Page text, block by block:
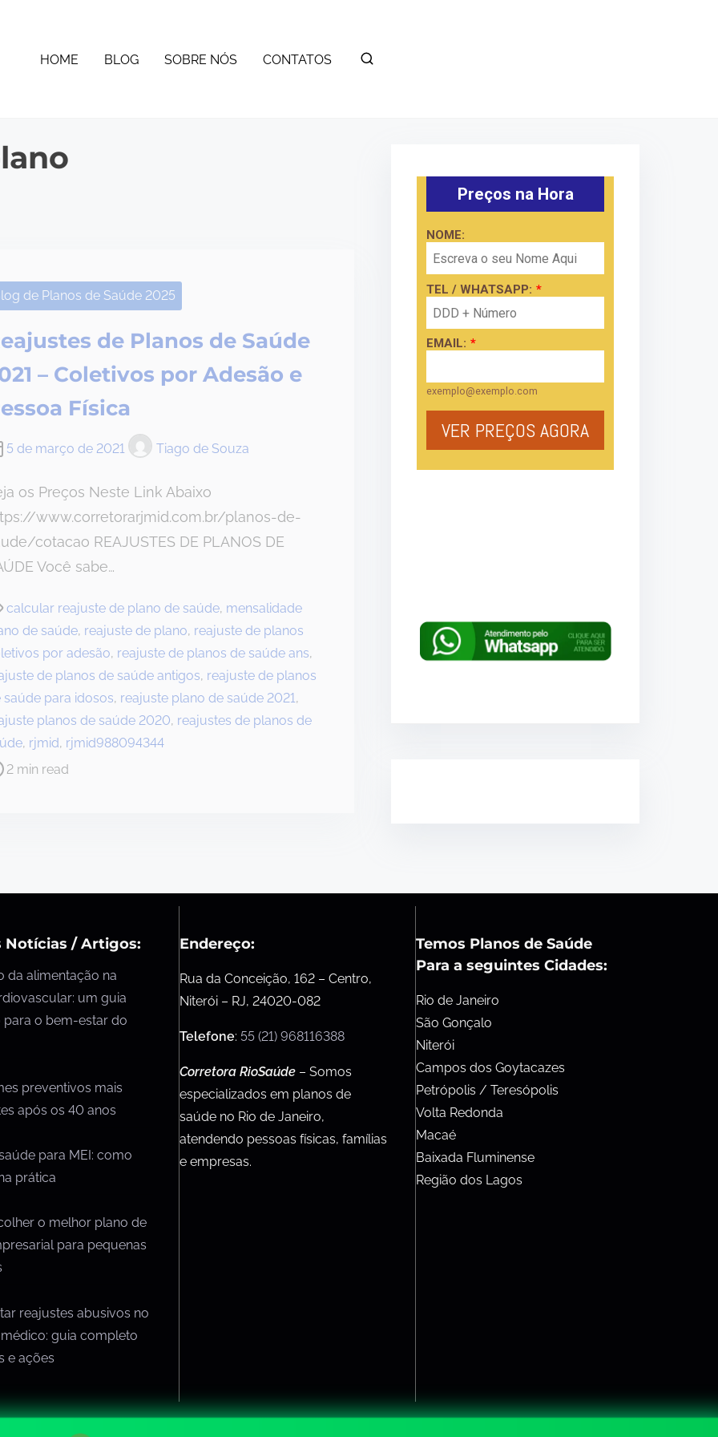
HOME BLOG SOBRE NÓS CONTATOS
de Planos de Saúde 2025
de Planos de Saúde
– Coletivos por Adesão e
Física
5 de março de 2021 Tiago de Souza
os Preços Neste Link Abaixo
www.corretorarjmid.com.br/planos-de-
cotacao REAJUSTES DE PLANOS DE
Você sabe…
calcular reajuste de plano de saúde, mensalidade
de saúde, reajuste de plano, reajuste de planos
por adesão, reajuste de planos de saúde ans,
de planos de saúde antigos, reajuste de planos
saúde para idosos, reajuste plano de saúde 2021,
planos de saúde 2020, reajustes de planos de
, rjmid, rjmid988094344
2 min read
Notícias / Artigos:
da alimentação na
um guia
o bem-estar do
preventivos mais
após os 40 anos
para MEI: como
prática
o melhor plano de
para pequenas
reajustes abusivos no
guia completo
e ações
Endereço:
Rua da Conceição, 162 – Centro,
Niterói – RJ, 24020-082
Telefone: 55 (21) 968116388
Corretora RioSaúde – Somos
especializados em planos de
saúde no Rio de Janeiro,
atendendo pessoas físicas, famílias
e empresas.
Temos Planos de Saúde
Para a seguintes Cidades:
Rio de Janeiro
São Gonçalo
Niterói
Campos dos Goytacazes
Petrópolis / Teresópolis
Volta Redonda
Macaé
Baixada Fluminense
Região dos Lagos